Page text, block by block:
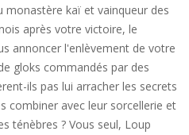
monastère kaï et vainqueur des
après votre victoire, le
annoncer l'enlèvement de votre
gloks commandés par des
ils pas lui arracher les secrets
combiner avec leur sorcellerie et
ténèbres ? Vous seul, Loup